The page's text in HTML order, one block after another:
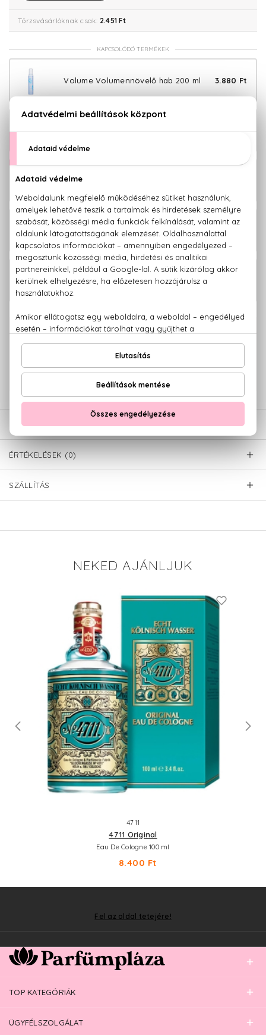
Törzsvásárlóknak csak: 2.451 Ft
KAPCSOLÓDÓ TERMÉKEK
Volume Volumennövelő hab 200 ml 3.880 Ft
4.680 Ft
Volume Volumennövelő sampon 300
Volume Volumennövelő sampon 1000
ml
4.380 Ft
Volume Volumennövelő száraz
sampon 100 ml
100% eredeti termékek,14 napos visszaküldési garanciával
Kérdésed van, elakadtál? Hívd ügyfélszolgálatunkat:
779 1926
LEÍRÁS
ÉRTÉKELÉSEK (0)
SZÁLLÍTÁS
NEKED AJÁNLJUK
4711
4711 Original
Eau De Cologne 100 ml
8.400 Ft
Fel az oldal tetejére!
TOP KATEGÓRIÁK
ÜGYFÉLSZOLGÁLAT